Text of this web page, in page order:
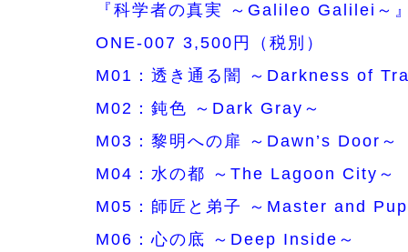
『科学者の真実 ～Galileo Galilei～
ONE-007 3,500円（税別）
M01：透き通る闇 ～Darkness of
M02：鈍色 ～Dark Gray～
M03：黎明への扉 ～Dawn’s Door～
M04：水の都 ～The Lagoon City～
M05：師匠と弟子 ～Master and
M06：心の底 ～Deep Inside～